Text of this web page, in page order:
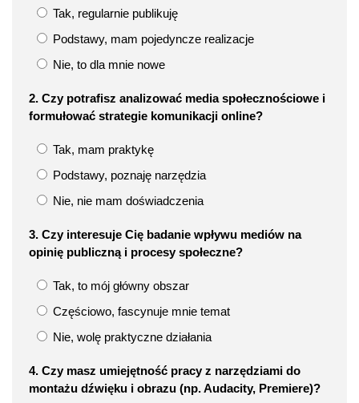
Tak, regularnie publikuję
Podstawy, mam pojedyncze realizacje
Nie, to dla mnie nowe
2. Czy potrafisz analizować media społecznościowe i
formułować strategie komunikacji online?
Tak, mam praktykę
Podstawy, poznaję narzędzia
Nie, nie mam doświadczenia
3. Czy interesuje Cię badanie wpływu mediów na
opinię publiczną i procesy społeczne?
Tak, to mój główny obszar
Częściowo, fascynuje mnie temat
Nie, wolę praktyczne działania
4. Czy masz umiejętność pracy z narzędziami do
montażu dźwięku i obrazu (np. Audacity, Premiere)?